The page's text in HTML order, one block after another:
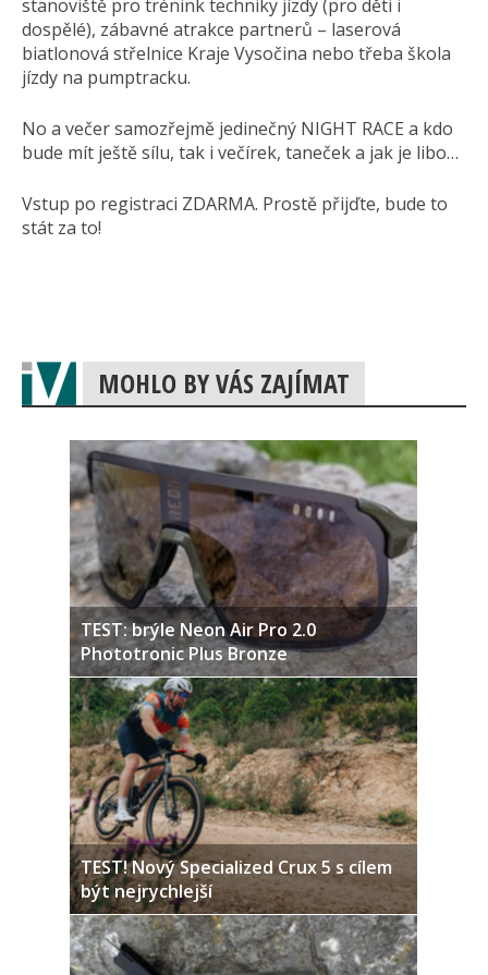
stanoviště pro trénink techniky jízdy (pro děti i
dospělé), zábavné atrakce partnerů – laserová
biatlonová střelnice Kraje Vysočina nebo třeba škola
jízdy na pumptracku.
No a večer samozřejmě jedinečný NIGHT RACE a kdo
bude mít ještě sílu, tak i večírek, taneček a jak je libo…
Vstup po registraci ZDARMA. Prostě přijďte, bude to
stát za to!
MOHLO BY VÁS ZAJÍMAT
TEST: brýle Neon Air Pro 2.0
Phototronic Plus Bronze
TEST! Nový Specialized Crux 5 s cílem
být nejrychlejší